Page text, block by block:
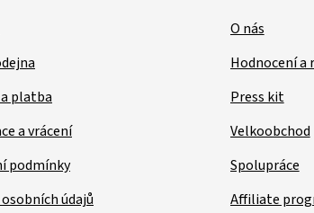
platba
a vrácení
podmínky
údajů
O nás
Hodnocení a
Press kit
Velkoobchod
Spolupráce
Affiliate